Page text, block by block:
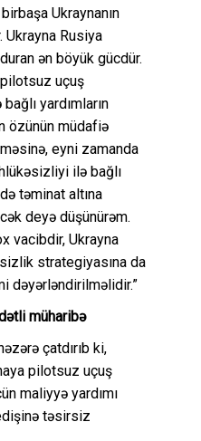
Ukraynanın
Ukrayna Rusiya
ən böyük gücdür.
pilotsuz uçuş
yardımların
özünün müdafiə
eyni zamanda
ilə bağlı
təminat altına
deyə düşünürəm.
vacibdir, Ukrayna
strategiyasına da
dəyərləndirilməlidir.”
müharibə
çatdırıb ki,
pilotsuz uçuş
maliyyə yardımı
təsirsiz